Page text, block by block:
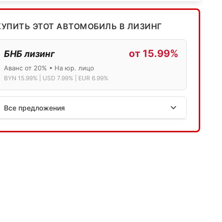
ЭТОТ АВТОМОБИЛЬ В ЛИЗИНГ
БНБ лизинг от 15.99%
Аванс от 20% • На юр. лицо
BYN 15.99% | USD 7.99% | EUR 6.99%
Все предложения
АСБ лизинг